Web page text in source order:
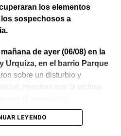
los elementos
sospechosos a
de ayer (06/08) en la
Urquiza, en el barrio Parque
sobre un disturbio y
mientras que la víctima
lo que estaba ocurriendo.
LEYENDO